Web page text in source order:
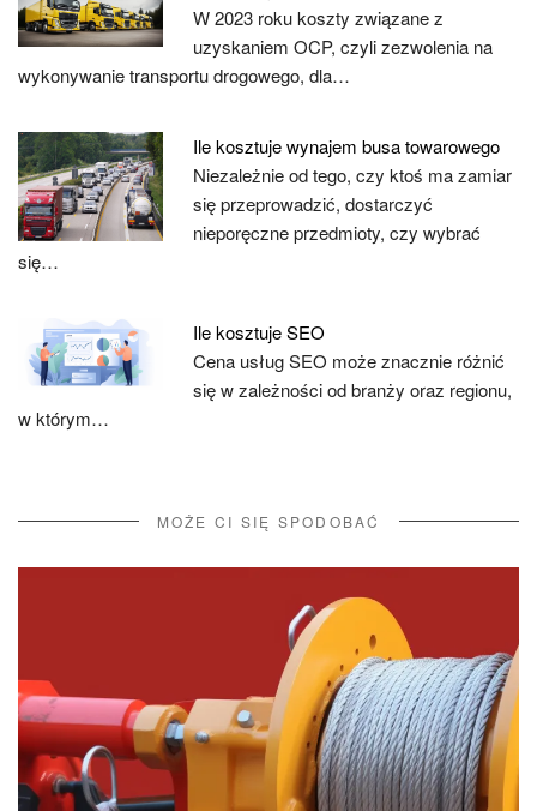
W 2023 roku koszty związane z
uzyskaniem OCP, czyli zezwolenia na
wykonywanie transportu drogowego, dla…
Ile kosztuje wynajem busa towarowego
Niezależnie od tego, czy ktoś ma zamiar
się przeprowadzić, dostarczyć
nieporęczne przedmioty, czy wybrać
się…
Ile kosztuje SEO
Cena usług SEO może znacznie różnić
się w zależności od branży oraz regionu,
w którym…
MOŻE CI SIĘ SPODOBAĆ